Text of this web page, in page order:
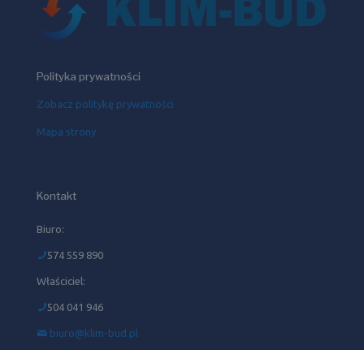
Polityka prywatności
Zobacz politykę prywatności
Mapa strony
Kontakt
Biuro:
574 559 890
Właściciel:
504 041 946‬
biuro@klim-bud.pl